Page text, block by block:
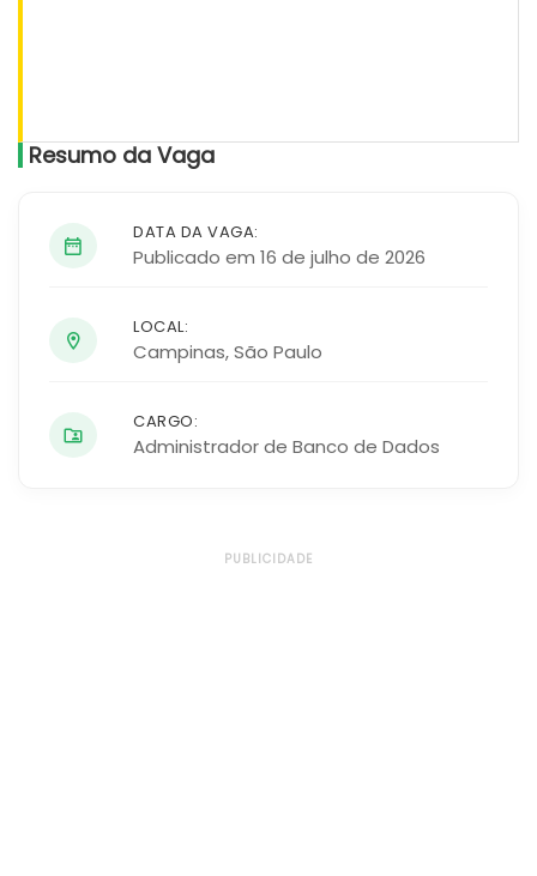
Resumo da Vaga
DATA DA VAGA:
Publicado em 16 de julho de 2026
LOCAL:
Campinas,São Paulo
CARGO:
Administrador de Banco de Dados
PUBLICIDADE